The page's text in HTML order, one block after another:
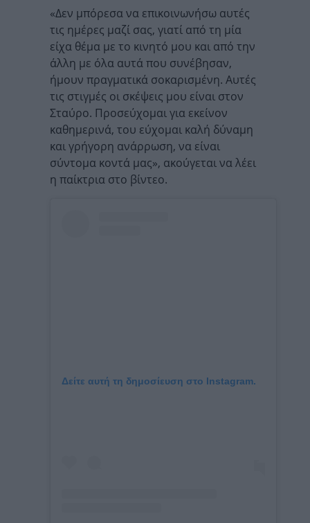
«Δεν μπόρεσα να επικοινωνήσω αυτές
τις ημέρες μαζί σας, γιατί από τη μία
είχα θέμα με το κινητό μου και από την
άλλη με όλα αυτά που συνέβησαν,
ήμουν πραγματικά σοκαρισμένη. Αυτές
τις στιγμές οι σκέψεις μου είναι στον
Σταύρο. Προσεύχομαι για εκείνον
καθημερινά, του εύχομαι καλή δύναμη
και γρήγορη ανάρρωση, να είναι
σύντομα κοντά μας», ακούγεται να λέει
η παίκτρια στο βίντεο.
Δείτε αυτή τη δημοσίευση στο Instagram.